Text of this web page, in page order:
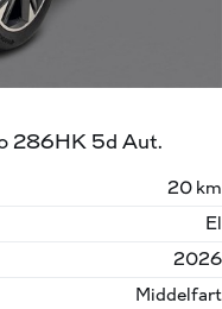
286HK 5d Aut.
20 km
El
2026
Middelfart